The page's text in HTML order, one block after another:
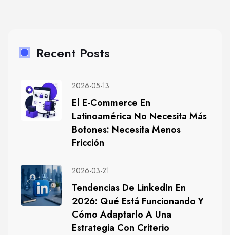
Recent Posts
2026-05-13
El E-Commerce En
Latinoamérica No Necesita Más
Botones: Necesita Menos
Fricción
2026-03-21
Tendencias De LinkedIn En
2026: Qué Está Funcionando Y
Cómo Adaptarlo A Una
Estrategia Con Criterio